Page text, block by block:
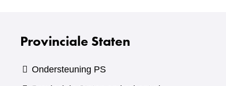
Provinciale Staten
Ondersteuning PS